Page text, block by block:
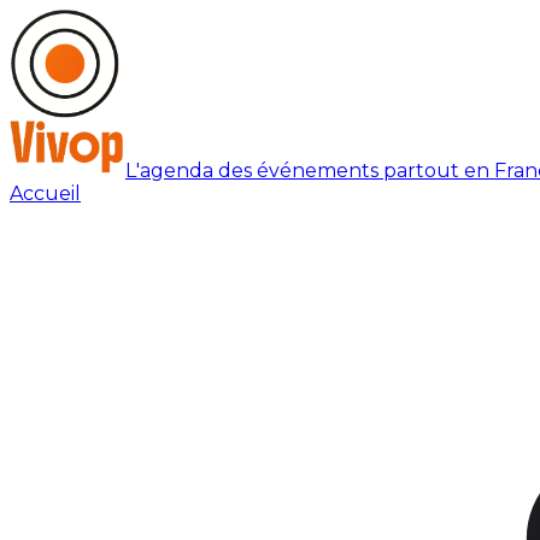
L'agenda des événements partout en
Accueil